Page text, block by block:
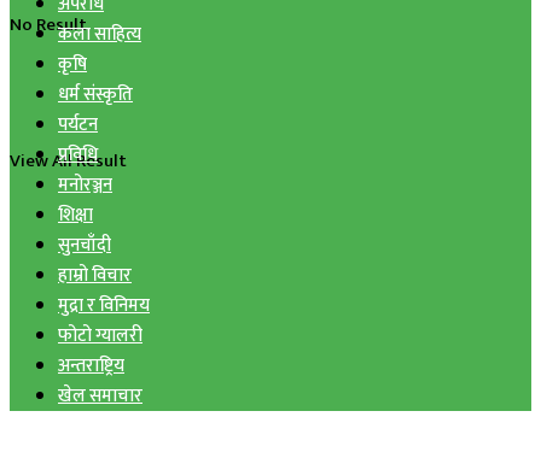
No Result
View All Result
कला साहित्य
कृषि
धर्म संस्कृति
पर्यटन
प्रविधि
मनोरञ्जन
शिक्षा
सुनचाँदी
हाम्रो विचार
मुद्रा र विनिमय
फोटो ग्यालरी
अन्तराष्ट्रिय
खेल समाचार